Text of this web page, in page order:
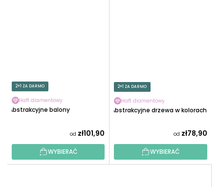
2+1 ZA DARMO
Haft diamentowy
Abstrakcyjne balony
od zł101,90
WYBIERAĆ
2+1 ZA DARMO
Haft diamentowy
Abstrakcyjne drzewa w kolorach
od zł78,90
WYBIERAĆ